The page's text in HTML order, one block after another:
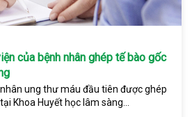
của bệnh nhân ghép tế bào gốc
ung thư máu đầu tiên được ghép
Khoa Huyết học lâm sàng...